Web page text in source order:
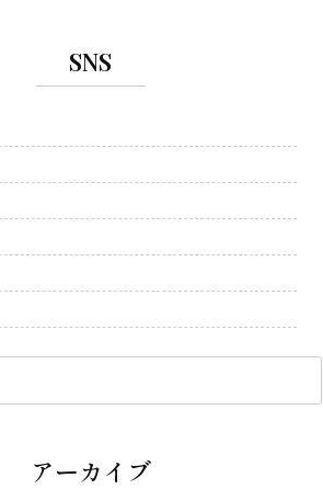
SNS
アーカイブ